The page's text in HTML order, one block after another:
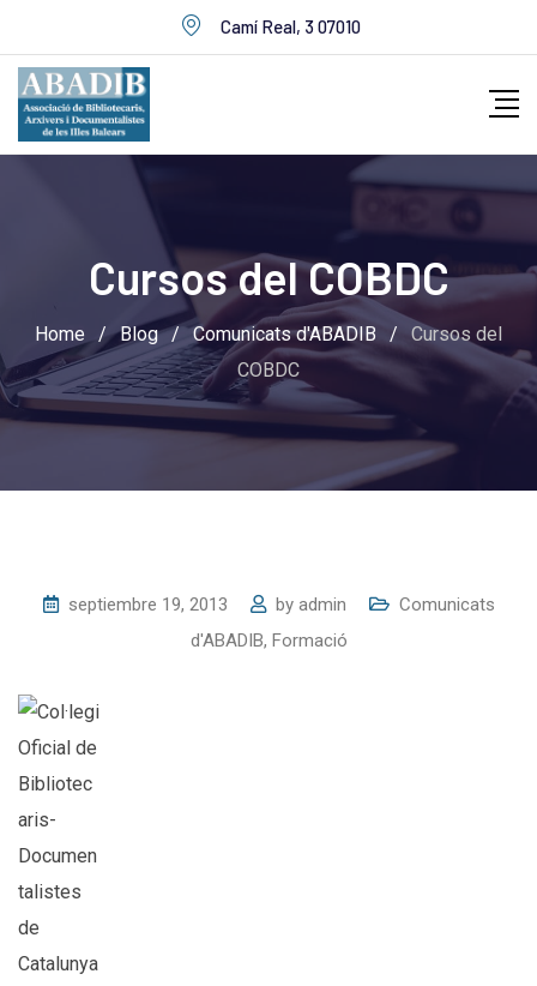
to
content
Camí Real, 3 07010
Cursos del COBDC
Home / Blog / Comunicats d'ABADIB /
Cursos del
COBDC
septiembre 19, 2013 by admin
Comunicats
d'ABADIB, Formació